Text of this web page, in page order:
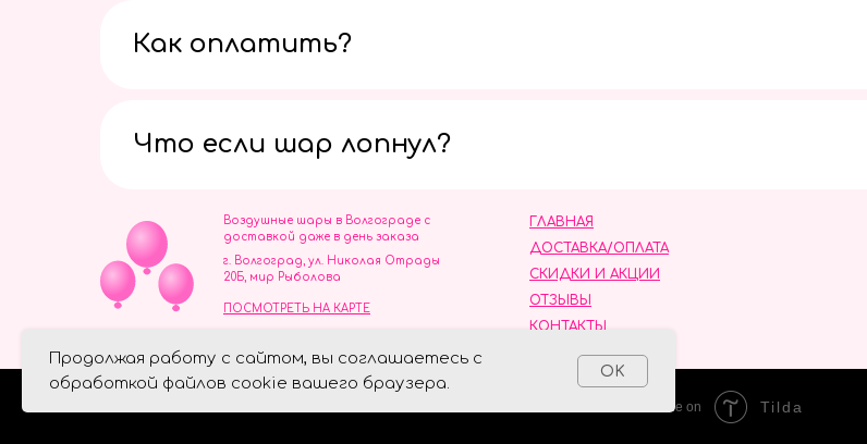
Продолжая работу с сайтом, вы соглашаетесь с
обработкой файлов cookie вашего браузера.
OK
Как оплатить?
Что если шар лопнул?
ОТЗЫВЫ
ГЛАВНАЯ
ДОСТАВКА/ОПЛАТА
СКИДКИ И АКЦИИ
КОНТАКТЫ
Воздушные шары в Волгограде с
доставкой даже в день заказа
г. Волгоград, ул. Николая Отрады
20Б, мир Рыболова
ПОСМОТРЕТЬ НА КАРТЕ
ИНН 344110093739
Политика обработки персональных данных
Made on Tilda